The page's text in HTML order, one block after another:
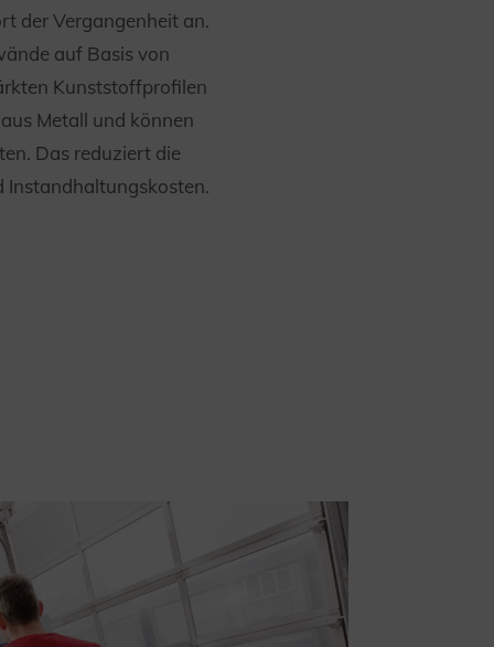
der Vergangenheit an.
auf Basis von
Kunststoffprofilen
Metall und können
Das reduziert die
Instandhaltungskosten.